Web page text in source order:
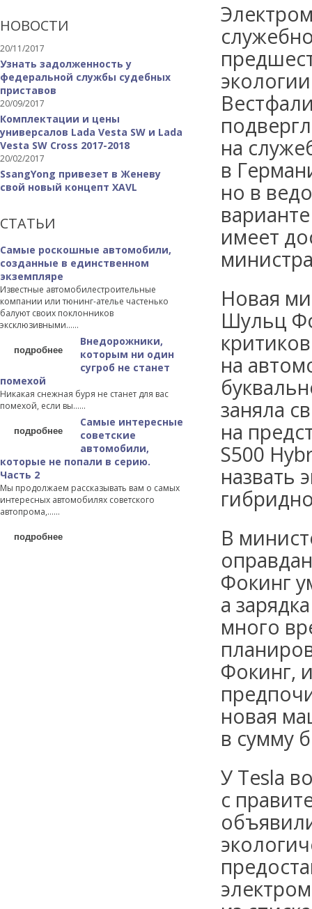
НОВОСТИ
20/11/2017
Узнать задолженность у
федеральной службы судебных
приставов
20/09/2017
Комплектации и цены
универсалов Lada Vesta SW и Lada
Vesta SW Cross 2017-2018
20/02/2017
SsangYong привезет в Женеву
свой новый концепт XAVL
СТАТЬИ
Самые роскошные автомобили,
созданные в единственном
экземпляре
Известные автомобилестроительные
компании или тюнинг-ателье частенько
балуют своих поклонников
эксклюзивными…...
подробнее
Внедорожники,
которым ни один
сугроб не станет
помехой
Никакая снежная буря не станет для вас
помехой, если вы…...
подробнее
Самые интересные
советские
автомобили,
которые не попали в серию.
Часть 2
Мы продолжаем рассказывать вам о самых
интересных автомобилях советского
автопрома,…...
подробнее
на
в
но в
имеет
Новая
Шульц
на
заняла
на
S500
назвать
В
Фокинг
а
много
Фокинг,
новая
в сумму
У Tesla
с